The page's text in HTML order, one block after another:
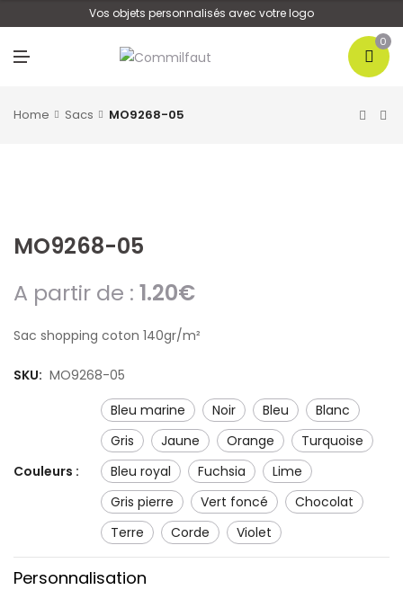
Vos objets personnalisés avec votre logo
0
Home Sacs MO9268-05
MO9268-05
A partir de : 1.20€
Sac shopping coton 140gr/m²
SKU: MO9268-05
Couleurs :
bleu marine noir bleu
blanc
gris
jaune orange
turquoise
bleu royal
fuchsia
lime
gris pierre
vert foncé
chocolat
Terre
corde violet
Personnalisation